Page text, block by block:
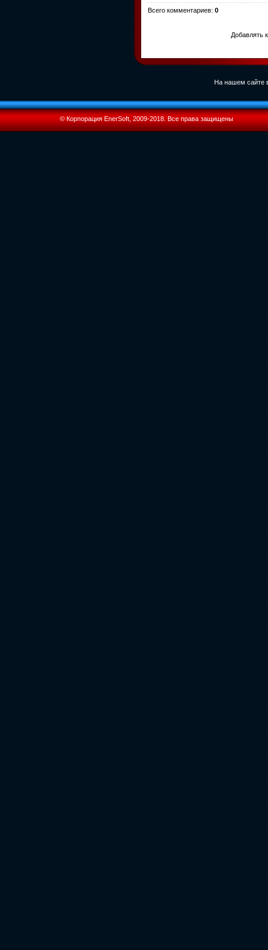
Всего комментариев: 0
Добавлять
На нашем сайте
© Корпорация EnerSoft, 2009-2018. Все права защищены